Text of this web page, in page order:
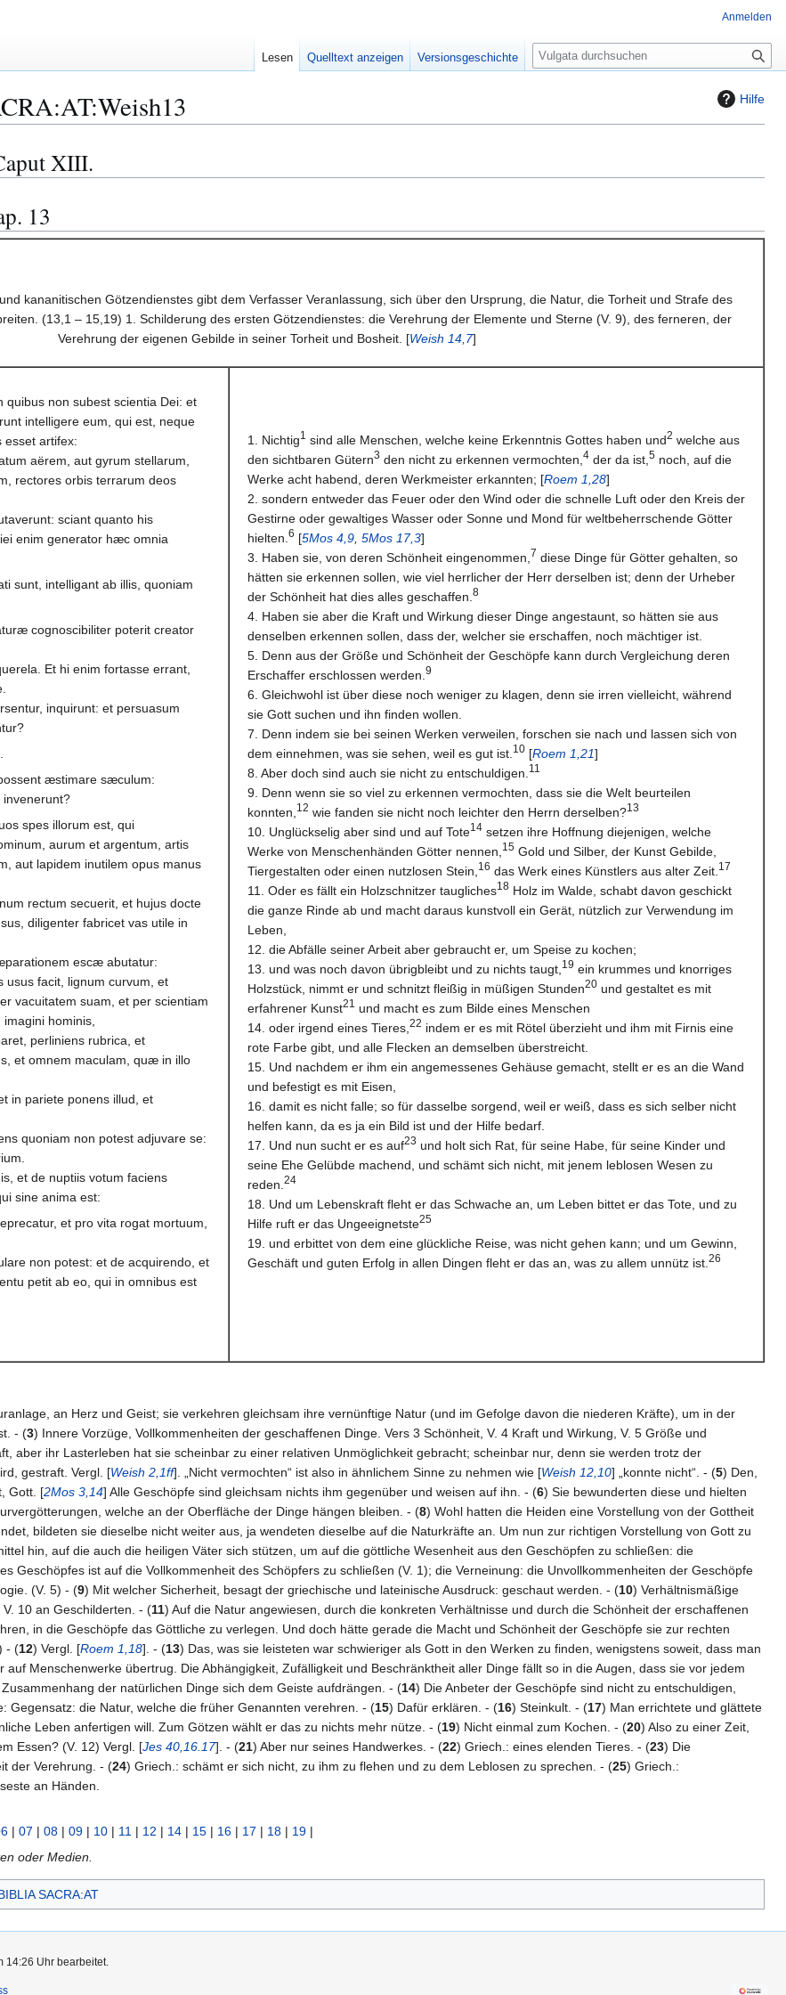
Hilfe
XIII.
13
kananitischen Götzendienstes gibt dem Verfasser Veranlassung, sich über den Ursprung, die Natur, die Torheit und Strafe des
(13,1 – 15,19) 1. Schilderung des ersten Götzendienstes: die Verehrung der Elemente und Sterne (V. 9), des ferneren, der
Verehrung der eigenen Gebilde in seiner Torheit und Bosheit. [Weish 14,7]
quibus non subest scientia Dei: et
intelligere eum, qui est, neque
esset artifex:
aërem, aut gyrum stellarum,
rectores orbis terrarum deos
sciant quanto his
enim generator hæc omnia
sunt, intelligant ab illis, quoniam
cognoscibiliter poterit creator
Et hi enim fortasse errant,
inquirunt: et persuasum
æstimare sæculum:
invenerunt?
spes illorum est, qui
aurum et argentum, artis
aut lapidem inutilem opus manus
rectum secuerit, et hujus docte
diligenter fabricet vas utile in
escæ abutatur:
usus facit, lignum curvum, et
vacuitatem suam, et per scientiam
hominis,
perliniens rubrica, et
et omnem maculam, quæ in illo
in pariete ponens illud, et
quoniam non potest adjuvare se:
et de nuptiis votum faciens
sine anima est:
et pro vita rogat mortuum,
non potest: et de acquirendo, et
petit ab eo, qui in omnibus est
1. Nichtig1 sind alle Menschen, welche keine Erkenntnis Gottes haben und2 welche aus
den sichtbaren Gütern3 den nicht zu erkennen vermochten, 4 der da ist, 5 noch, auf die
Werke acht habend, deren Werkmeister erkannten; [Roem 1,28]
2. sondern entweder das Feuer oder den Wind oder die schnelle Luft oder den Kreis der
Gestirne oder gewaltiges Wasser oder Sonne und Mond für weltbeherrschende Götter
hielten. 6 [5Mos 4,9 5Mos 17,3]
3. Haben sie, von deren Schönheit eingenommen, 7 diese Dinge für Götter gehalten, so
hätten sie erkennen sollen, wie viel herrlicher der Herr derselben ist; denn der Urheber
der Schönheit hat dies alles geschaffen. 8
4. Haben sie aber die Kraft und Wirkung dieser Dinge angestaunt, so hätten sie aus
denselben erkennen sollen, dass der, welcher sie erschaffen, noch mächtiger ist.
5. Denn aus der Größe und Schönheit der Geschöpfe kann durch Vergleichung deren
Erschaffer erschlossen werden. 9
6. Gleichwohl ist über diese noch weniger zu klagen, denn sie irren vielleicht, während
sie Gott suchen und ihn finden wollen.
7. Denn indem sie bei seinen Werken verweilen, forschen sie nach und lassen sich von
dem einnehmen, was sie sehen, weil es gut ist. 10 [Roem 1,21]
8. Aber doch sind auch sie nicht zu entschuldigen. 11
9. Denn wenn sie so viel zu erkennen vermochten, dass sie die Welt beurteilen
konnten, 12 wie fanden sie nicht noch leichter den Herrn derselben?13
10. Unglückselig aber sind und auf Tote14 setzen ihre Hoffnung diejenigen, welche
Werke von Menschenhänden Götter nennen, 15 Gold und Silber, der Kunst Gebilde,
Tiergestalten oder einen nutzlosen Stein, 16 das Werk eines Künstlers aus alter Zeit. 17
11. Oder es fällt ein Holzschnitzer taugliches18 Holz im Walde, schabt davon geschickt
die ganze Rinde ab und macht daraus kunstvoll ein Gerät, nützlich zur Verwendung im
Leben,
12. die Abfälle seiner Arbeit aber gebraucht er, um Speise zu kochen;
13. und was noch davon übrigbleibt und zu nichts taugt, 19 ein krummes und knorriges
Holzstück, nimmt er und schnitzt fleißig in müßigen Stunden20 und gestaltet es mit
erfahrener Kunst21
und macht es zum Bilde eines Menschen
14. oder irgend eines Tieres, 22 indem er es mit Rötel überzieht und ihm mit Firnis eine
rote Farbe gibt, und alle Flecken an demselben überstreicht.
15. Und nachdem er ihm ein angemessenes Gehäuse gemacht, stellt er es an die Wand
und befestigt es mit Eisen,
16. damit es nicht falle; so für dasselbe sorgend, weil er weiß, dass es sich selber nicht
helfen kann, da es ja ein Bild ist und der Hilfe bedarf.
17. Und nun sucht er es auf23 und holt sich Rat, für seine Habe, für seine Kinder und
seine Ehe Gelübde machend, und schämt sich nicht, mit jenem leblosen Wesen zu
reden. 24
18. Und um Lebenskraft fleht er das Schwache an, um Leben bittet er das Tote, und zu
Hilfe ruft er das Ungeeignetste25
19. und erbittet von dem eine glückliche Reise, was nicht gehen kann; und um Gewinn,
Geschäft und guten Erfolg in allen Dingen fleht er das an, was zu allem unnütz ist. 26
an Herz und Geist; sie verkehren gleichsam ihre vernünftige Natur (und im Gefolge davon die niederen Kräfte), um in der
- (3) Innere Vorzüge, Vollkommenheiten der geschaffenen Dinge. Vers 3 Schönheit, V. 4 Kraft und Wirkung, V. 5 Größe und
aber ihr Lasterleben hat sie scheinbar zu einer relativen Unmöglichkeit gebracht; scheinbar nur, denn sie werden trotz der
gestraft. Vergl. [Weish 2,1ff]. „Nicht vermochten“ ist also in ähnlichem Sinne zu nehmen wie [Weish 12,10] „konnte nicht“. - (5) Den,
Gott. [2Mos 3,14] Alle Geschöpfe sind gleichsam nichts ihm gegenüber und weisen auf ihn. - (6) Sie bewunderten diese und hielten
welche an der Oberfläche der Dinge hängen bleiben. - (8) Wohl hatten die Heiden eine Vorstellung von der Gottheit
bildeten sie dieselbe nicht weiter aus, ja wendeten dieselbe auf die Naturkräfte an. Um nun zur richtigen Vorstellung von Gott zu
hin, auf die auch die heiligen Väter sich stützen, um auf die göttliche Wesenheit aus den Geschöpfen zu schließen: die
Geschöpfes ist auf die Vollkommenheit des Schöpfers zu schließen (V. 1); die Verneinung: die Unvollkommenheiten der Geschöpfe
(V. 5) - (9) Mit welcher Sicherheit, besagt der griechische und lateinische Ausdruck: geschaut werden. - (10) Verhältnismäßige
10 an Geschilderten. - (11) Auf die Natur angewiesen, durch die konkreten Verhältnisse und durch die Schönheit der erschaffenen
in die Geschöpfe das Göttliche zu verlegen. Und doch hätte gerade die Macht und Schönheit der Geschöpfe sie zur rechten
- (12) Vergl. [Roem 1,18]. - (13) Das, was sie leisteten war schwieriger als Gott in den Werken zu finden, wenigstens soweit, dass man
Menschenwerke übertrug. Die Abhängigkeit, Zufälligkeit und Beschränktheit aller Dinge fällt so in die Augen, dass sie vor jedem
der natürlichen Dinge sich dem Geiste aufdrängen. - (14) Die Anbeter der Geschöpfe sind nicht zu entschuldigen,
Gegensatz: die Natur, welche die früher Genannten verehren. - (15) Dafür erklären. - (16) Steinkult. - (17) Man errichtete und glättete
Leben anfertigen will. Zum Götzen wählt er das zu nichts mehr nütze. - (19) Nicht einmal zum Kochen. - (20) Also zu einer Zeit,
Essen? (V. 12) Vergl. [Jes 40,16.17]. - (21) Aber nur seines Handwerkes. - (22) Griech.: eines elenden Tieres. - (23) Die
der Verehrung. - (24) Griech.: schämt er sich nicht, zu ihm zu flehen und zu dem Leblosen zu sprechen. - (25) Griech.:
an Händen.
| 07 | 08 | 09 | 10 | 11 | 12 | 14 | 15 | 16 | 17 | 18 | 19 |
oder Medien.
SACRA:AT
Anmelden
Lesen Quelltext anzeigen Versionsgeschichte
S
u
e
14:26 Uhr bearbeitet.